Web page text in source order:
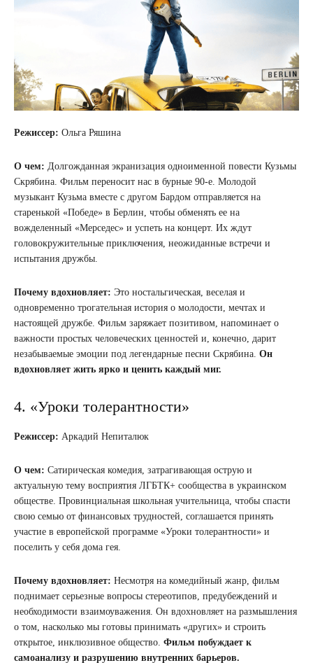
Режиссер: Ольга Ряшина
О чем: Долгожданная экранизация одноименной повести Кузьмы
Скрябина. Фильм переносит нас в бурные 90-е. Молодой
музыкант Кузьма вместе с другом Бардом отправляется на
старенькой «Победе» в Берлин, чтобы обменять ее на
вожделенный «Мерседес» и успеть на концерт. Их ждут
головокружительные приключения, неожиданные встречи и
испытания дружбы.
Почему вдохновляет: Это ностальгическая, веселая и
одновременно трогательная история о молодости, мечтах и
настоящей дружбе. Фильм заряжает позитивом, напоминает о
важности простых человеческих ценностей и, конечно, дарит
незабываемые эмоции под легендарные песни Скрябина. Он
вдохновляет жить ярко и ценить каждый миг.
4. «Уроки толерантности»
Режиссер: Аркадий Непиталюк
О чем: Сатирическая комедия, затрагивающая острую и
актуальную тему восприятия ЛГБТК+ сообщества в украинском
обществе. Провинциальная школьная учительница, чтобы спасти
свою семью от финансовых трудностей, соглашается принять
участие в европейской программе «Уроки толерантности» и
поселить у себя дома гея.
Почему вдохновляет: Несмотря на комедийный жанр, фильм
поднимает серьезные вопросы стереотипов, предубеждений и
необходимости взаимоуважения. Он вдохновляет на размышления
о том, насколько мы готовы принимать «других» и строить
открытое, инклюзивное общество. Фильм побуждает к
самоанализу и разрушению внутренних барьеров.